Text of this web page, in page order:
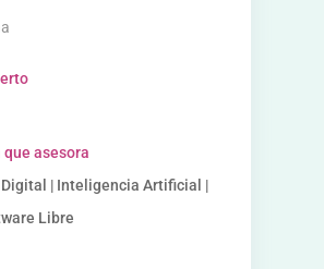
asesora
| Inteligencia Artificial |
Libre